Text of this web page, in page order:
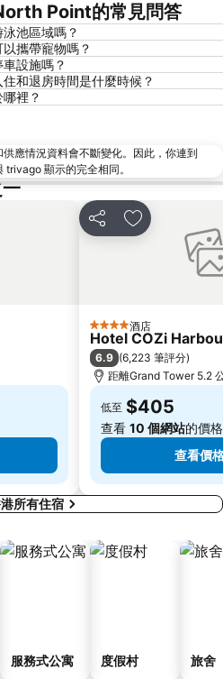
Wan Chai Metro Station
深水埗區
香港迪士尼樂園
羅湖口岸
中環
羅湖口岸
Tsing Yi Metro Station
Causeway Bay Metro Station
大梅沙海濱公園
Lamma Island
Tin Hau Metro Station
金銀島酒店站
Point的常見問答
池區域嗎？
攜帶寵物嗎？
設施嗎？
和退房時間是什麼時候？
裡？
應情況資料會不斷變化。因此，你連到
顯示的完全相同。
分享 放到收藏夾
4 星級 酒店
Hotel COZi
6.9 (6,223 筆評分)
距離Grand Tower 5.2
低至 $405
查看 10 個網站的價格
查看價
所有住宿
服務式公寓 度假村 旅舍